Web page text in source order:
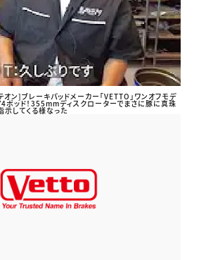
ン]ブレーキパッドメーカー「VETTO」ワンオフモデ
4ポッド！355mmディスクローターでまさに豚に真珠
してくる様なった